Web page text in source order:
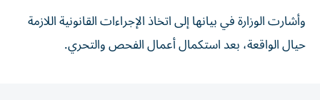
وأشارت الوزارة في بيانها إلى اتخاذ الإجراءات القانونية اللازمة
حيال الواقعة، بعد استكمال أعمال الفحص والتحري.